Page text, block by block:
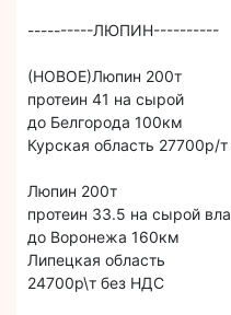
----------ЛЮПИН----------
(НОВОЕ)Люпин 200т
протеин 41 на сырой
до Белгорода 100км
Курская область 27700р/
Люпин 200т
протеин 33.5 на сырой
до Воронежа 160км
Липецкая область
24700р\т без НДС